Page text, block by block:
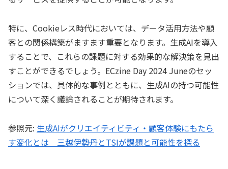
特に、Cookieレス時代においては、データ活用方法や顧
客との関係構築がますます重要となります。生成AIを導入
することで、これらの課題に対する効果的な解決策を見出
すことができるでしょう。ECzine Day 2024 Juneのセッ
ションでは、具体的な事例とともに、生成AIの持つ可能性
について深く議論されることが期待されます。
参照元: 生成AIがクリエイティビティ・顧客体験にもたら
す変化とは 三越伊勢丹とTSIが課題と可能性を探る